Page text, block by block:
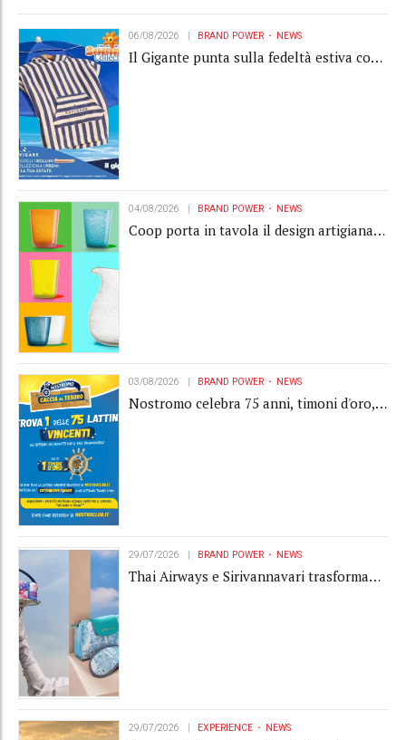
06/08/2026 BRAND POWER NEWS
Il Gigante punta sulla fedeltà estiva con
04/08/2026 BRAND POWER NEWS
Coop porta in tavola il design artigianale
03/08/2026 BRAND POWER NEWS
Nostromo celebra 75 anni, timoni d'oro,
29/07/2026 BRAND POWER NEWS
Thai Airways e Sirivannavari trasformano
29/07/2026 EXPERIENCE NEWS